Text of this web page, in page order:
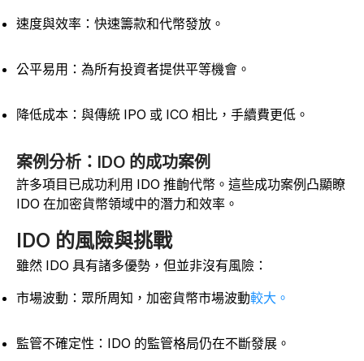
速度與效率：快速籌款和代幣發放。
公平易用：為所有投資者提供平等機會。
降低成本：與傳統 IPO 或 ICO 相比，手續費更低。
案例分析：IDO 的成功案例
許多項目已成功利用 IDO 推齣代幣。這些成功案例凸顯瞭
IDO 在加密貨幣領域中的潛力和效率。
IDO 的風險與挑戰
雖然 IDO 具有諸多優勢，但並非沒有風險：
市場波動：眾所周知，加密貨幣市場波動較大。
監管不確定性：IDO 的監管格局仍在不斷發展。